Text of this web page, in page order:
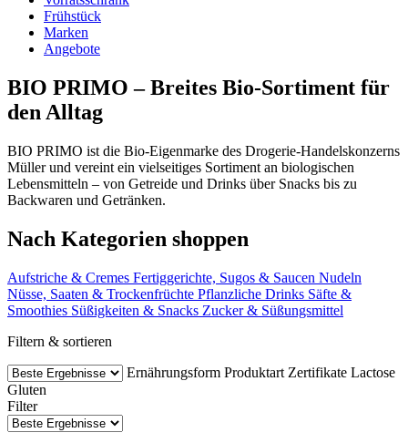
Frühstück
Marken
Angebote
BIO PRIMO – Breites Bio-Sortiment für
den Alltag
BIO PRIMO ist die Bio-Eigenmarke des Drogerie-Handelskonzerns
Müller und vereint ein vielseitiges Sortiment an biologischen
Lebensmitteln – von Getreide und Drinks über Snacks bis zu
Backwaren und Getränken.
Nach Kategorien shoppen
Aufstriche & Cremes Fertiggerichte, Sugos & Saucen Nudeln
Nüsse, Saaten & Trockenfrüchte Pflanzliche Drinks Säfte &
Smoothies Süßigkeiten & Snacks Zucker & Süßungsmittel
Filtern & sortieren
Ernährungsform Produktart Zertifikate Lactose
Gluten
Filter